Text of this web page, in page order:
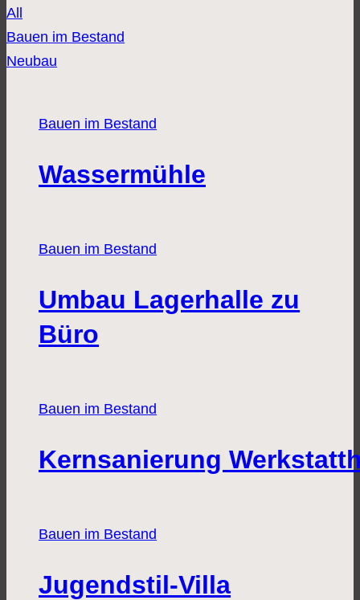
All
Bauen im Bestand
Neubau
Bauen im Bestand
Wassermühle
Bauen im Bestand
Umbau Lagerhalle zu
Büro
Bauen im Bestand
Kernsanierung
Bauen im Bestand
Jugendstil-Villa